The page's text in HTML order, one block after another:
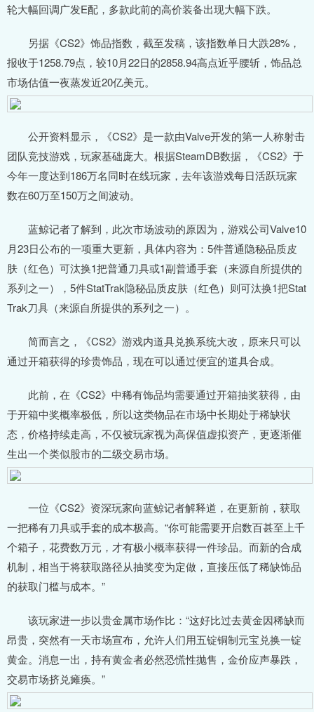
轮大幅回调广发E配，多款此前的高价装备出现大幅下跌。
另据《CS2》饰品指数，截至发稿，该指数单日大跌28%，
报收于1258.79点，较10月22日的2858.94高点近乎腰斩，饰品总
市场估值一夜蒸发近20亿美元。
公开资料显示，《CS2》是一款由Valve开发的第一人称射击
团队竞技游戏，玩家基础庞大。根据SteamDB数据，《CS2》于
今年一度达到186万名同时在线玩家，去年该游戏每日活跃玩家
数在60万至150万之间波动。
蓝鲸记者了解到，此次市场波动的原因为，游戏公司Valve10
月23日公布的一项重大更新，具体内容为：5件普通隐秘品质皮
肤（红色）可汰换1把普通刀具或1副普通手套（来源自所提供的
系列之一），5件StatTrak隐秘品质皮肤（红色）则可汰换1把Stat
Trak刀具（来源自所提供的系列之一）。
简而言之，《CS2》游戏内道具兑换系统大改，原来只可以
通过开箱获得的珍贵饰品，现在可以通过便宜的道具合成。
此前，在《CS2》中稀有饰品均需要通过开箱抽奖获得，由
于开箱中奖概率极低，所以这类物品在市场中长期处于稀缺状
态，价格持续走高，不仅被玩家视为高保值虚拟资产，更逐渐催
生出一个类似股市的二级交易市场。
一位《CS2》资深玩家向蓝鲸记者解释道，在更新前，获取
一把稀有刀具或手套的成本极高。“你可能需要开启数百甚至上千
个箱子，花费数万元，才有极小概率获得一件珍品。而新的合成
机制，相当于将获取路径从抽奖变为定做，直接压低了稀缺饰品
的获取门槛与成本。”
该玩家进一步以贵金属市场作比：“这好比过去黄金因稀缺而
昂贵，突然有一天市场宣布，允许人们用五锭铜制元宝兑换一锭
黄金。消息一出，持有黄金者必然恐慌性抛售，金价应声暴跌，
交易市场挤兑瘫痪。”